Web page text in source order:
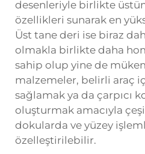
desenleriyle birlikte üstün
özellikleri sunarak en
Üst tane deri ise biraz
olmakla birlikte daha
sahip olup yine de
malzemeler, belirli araç
sağlamak ya da çarpıcı
oluşturmak amacıyla
dokularda ve yüzey
özelleştirilebilir.